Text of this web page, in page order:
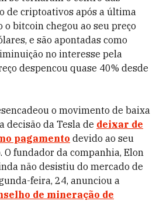
de criptoativos após a última
o bitcoin chegou ao seu preço
e são apontadas como
no interesse pela
despencou quase 40% desde
o movimento de baixa
decisão da Tesla de deixar de
pagamento devido ao seu
O fundador da companhia, Elon
não desistiu do mercado de
feira, 24, anunciou a
de mineração de